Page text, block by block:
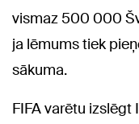
vismaz 500 000
ja lēmums tiek
sākuma.
FIFA varētu izslēgt